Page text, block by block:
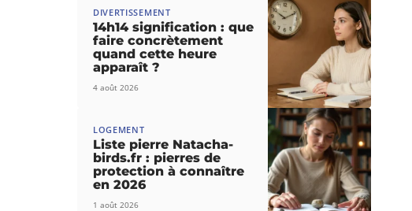
DIVERTISSEMENT
14h14 signification : que
faire concrètement
quand cette heure
apparaît ?
4 août 2026
LOGEMENT
Liste pierre Natacha-
birds.fr : pierres de
protection à connaître
en 2026
1 août 2026